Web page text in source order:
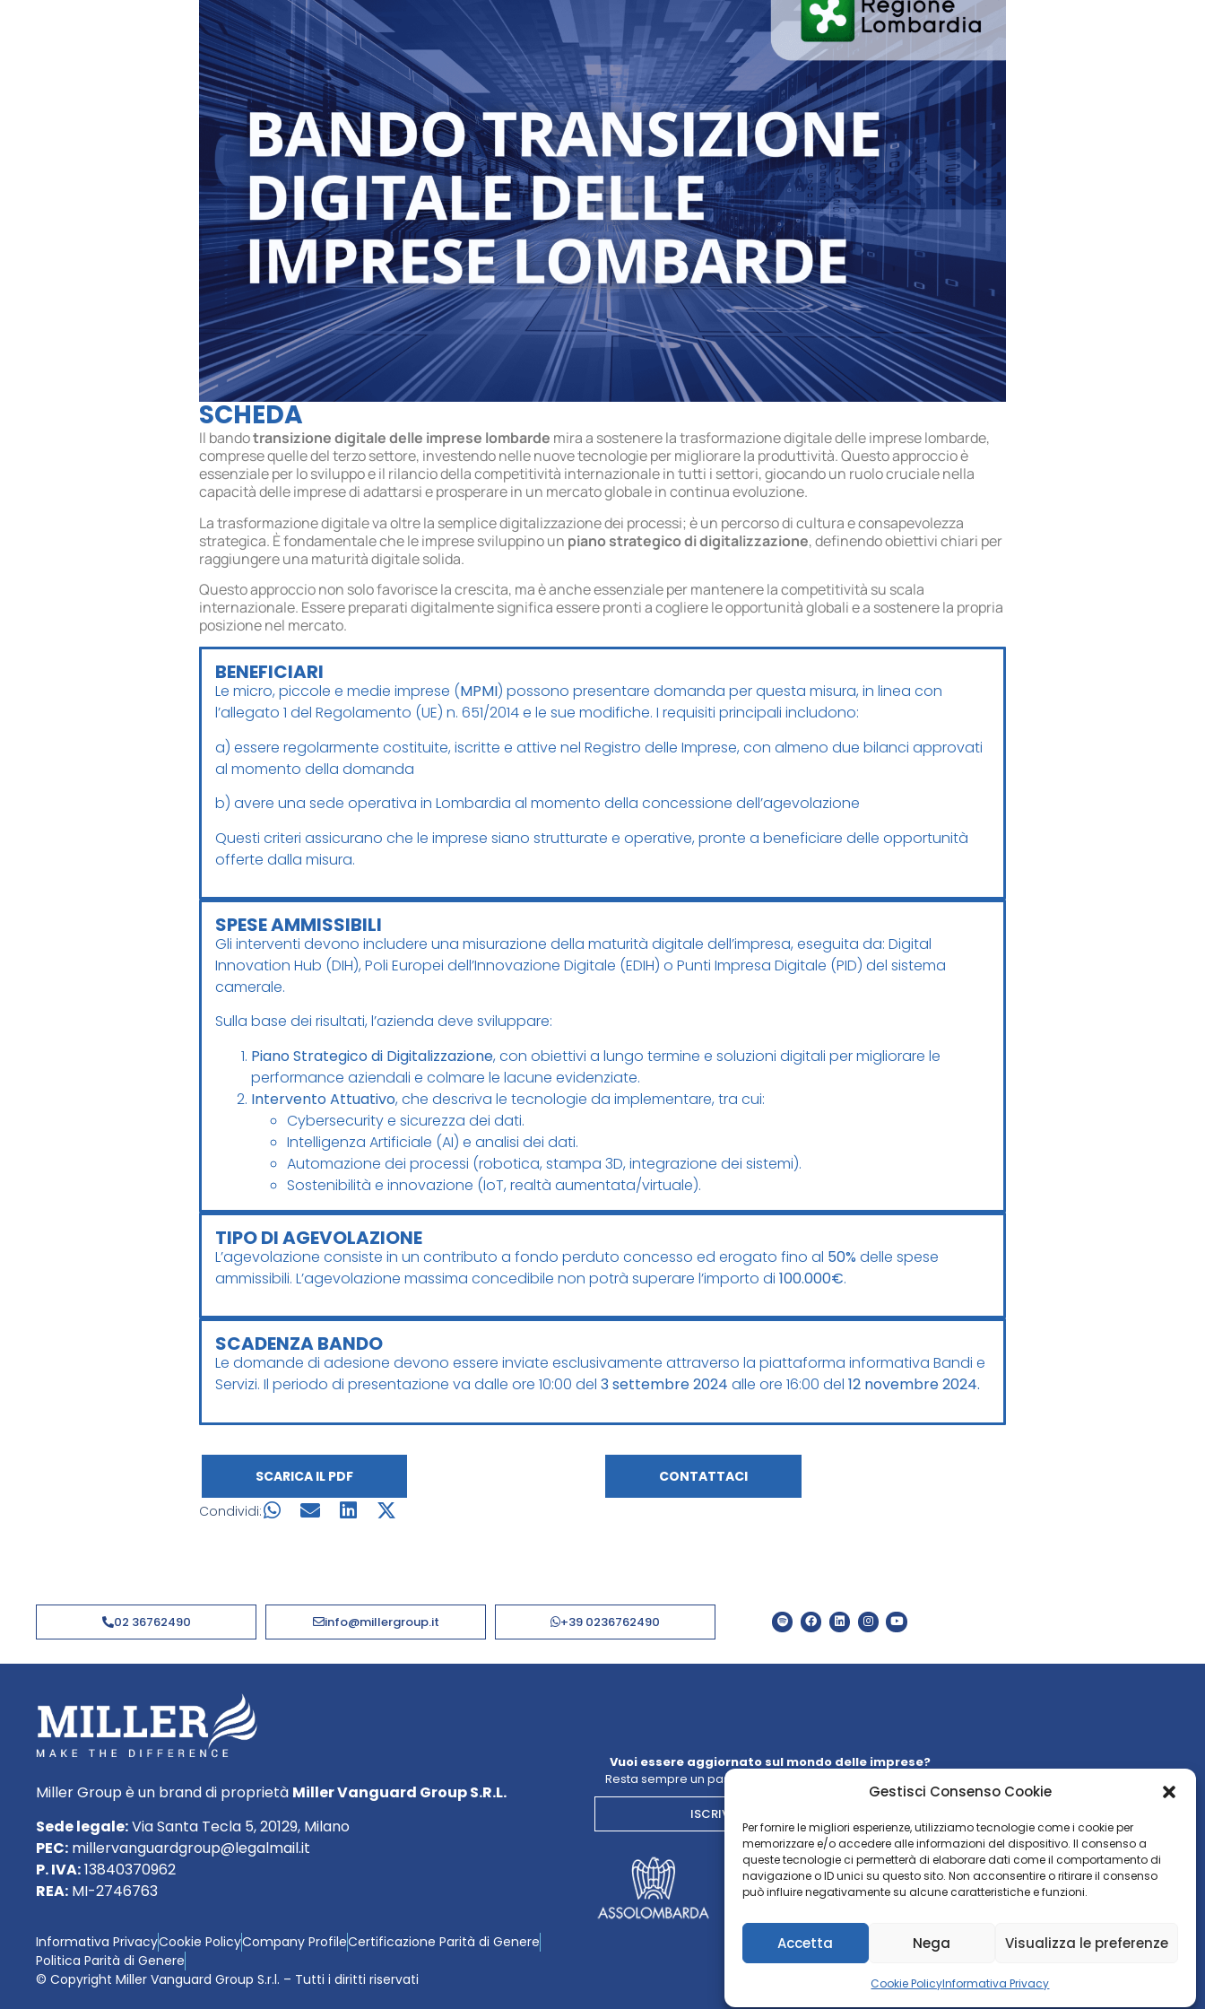
Gestisci Consenso Cookie
Per fornire le migliori esperienze, utilizziamo tecnologie come i cookie per
memorizzare e/o accedere alle informazioni del dispositivo. Il consenso a
queste tecnologie ci permetterà di elaborare dati come il comportamento di
navigazione o ID unici su questo sito. Non acconsentire o ritirare il consenso
può influire negativamente su alcune caratteristiche e funzioni.
Accetta Nega Visualizza le preferenze
Cookie PolicyInformativa Privacy
SCHEDA
Il bandotransizione digitale delle imprese lombarde mira a sostenere la trasformazione digitale delle imprese lombarde,
comprese quelle del terzo settore, investendo nelle nuove tecnologie per migliorare la produttività. Questo approccio è
essenziale per lo sviluppo e il rilancio della competitività internazionale in tutti i settori, giocando un ruolo cruciale nella
capacità delle imprese di adattarsi e prosperare in un mercato globale in continua evoluzione.
La trasformazione digitale va oltre la semplice digitalizzazione dei processi; è un percorso di cultura e consapevolezza
strategica. È fondamentale che le imprese sviluppino un piano strategico di digitalizzazione, definendo obiettivi chiari per
raggiungere una maturità digitale solida.
Questo approccio non solo favorisce la crescita, ma è anche essenziale per mantenere la competitività su scala
internazionale. Essere preparati digitalmente significa essere pronti a cogliere le opportunità globali e a sostenere la propria
posizione nel mercato.
BENEFICIARI
Le micro, piccole e medie imprese (MPMI) possono presentare domanda per questa misura, in linea con
l’allegato 1 del Regolamento (UE) n. 651/2014 e le sue modifiche. I requisiti principali includono:
a) essere regolarmente costituite, iscritte e attive nel Registro delle Imprese, con almeno due bilanci approvati
al momento della domanda
b) avere una sede operativa in Lombardia al momento della concessione dell’agevolazione
Questi criteri assicurano che le imprese siano strutturate e operative, pronte a beneficiare delle opportunità
offerte dalla misura.
SPESE AMMISSIBILI
Gli interventi devono includere una misurazione della maturità digitale dell’impresa, eseguita da: Digital
Innovation Hub (DIH), Poli Europei dell’Innovazione Digitale (EDIH) o Punti Impresa Digitale (PID) del sistema
camerale.
Sulla base dei risultati, l’azienda deve sviluppare:
Piano Strategico di Digitalizzazione, con obiettivi a lungo termine e soluzioni digitali per migliorare le
performance aziendali e colmare le lacune evidenziate.
Intervento Attuativo, che descriva le tecnologie da implementare, tra cui:
Cybersecurity e sicurezza dei dati.
Intelligenza Artificiale (AI) e analisi dei dati.
Automazione dei processi (robotica, stampa 3D, integrazione dei sistemi).
Sostenibilità e innovazione (IoT, realtà aumentata/virtuale).
TIPO DI AGEVOLAZIONE
L’agevolazione consiste in un contributo a fondo perduto concesso ed erogato fino al 50% delle spese
ammissibili. L’agevolazione massima concedibile non potrà superare l’importo di 100.000€.
SCADENZA BANDO
Le domande di adesione devono essere inviate esclusivamente attraverso la piattaforma informativa Bandi e
Servizi. Il periodo di presentazione va dalle ore 10:00 del 3 settembre 2024 alle ore 16:00 del 12 novembre 2024.
SCARICA IL PDF
CONTATTACI
Condividi:
02 36762490 info@millergroup.it +39 0236762490
Miller Group è un brand di proprietà Miller Vanguard Group S.R.L.
Sede legale:Via Santa Tecla 5, 20129, Milano
PEC: millervanguardgroup@legalmail.it
P. IVA:13840370962
REA: MI-2746763
Informativa PrivacyCookie PolicyCompany ProfileCertificazione Parità di Genere
Politica Parità di Genere
© Copyright Miller Vanguard Group S.r.l. – Tutti i diritti riservati
Vuoi essere aggiornato sul mondo delle imprese?
Resta sempre un passo avanti con la nostra
ISCRIVITI ALLA NEWSLETTER